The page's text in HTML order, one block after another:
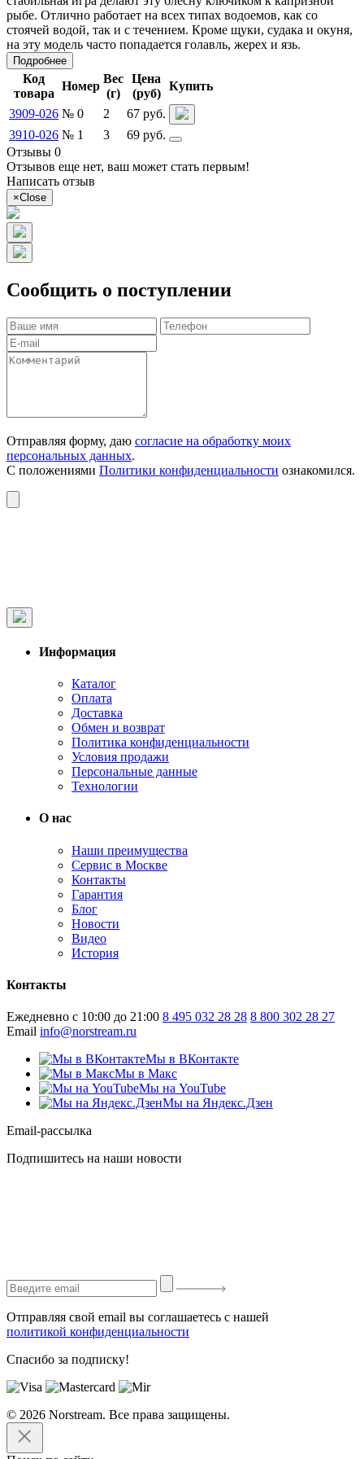
рыбе. Отлично работает на всех типах водоемов, как со
стоячей водой, так и с течением. Кроме щуки, судака и окуня,
на эту модель часто попадается голавль, жерех и язь.
Подробнее
Код
товара
Номер
Вес
(г)
Цена
(руб)
Купить
3909-026 № 0 2
67 руб.
3910-026 № 1 3
69 руб.
Отзывы 0
Отзывов еще нет, ваш может стать первым!
Написать отзыв
×Close
Сообщить о поступлении
Отправляя форму, даю согласие на обработку моих
персональных данных.
С положениями Политики конфиденциальности ознакомился.
Информация
Каталог
Оплата
Доставка
Обмен и возврат
Политика конфиденциальности
Условия продажи
Персональные данные
Технологии
О нас
Наши преимущества
Сервис в Москве
Контакты
Гарантия
Блог
Новости
Видео
История
Контакты
Ежедневно с 10:00 до 21:00 8 495 032 28 28 8 800 302 28 27
Email info@norstream.ru
Мы в ВКонтакте
Мы в Макс
Мы на YouTube
Мы на Яндекс.Дзен
Email-рассылка
Подпишитесь на наши новости
Отправляя свой email вы соглашаетесь с нашей
политикой конфиденциальности
Спасибо за подписку!
© 2026 Norstream. Все права защищены.